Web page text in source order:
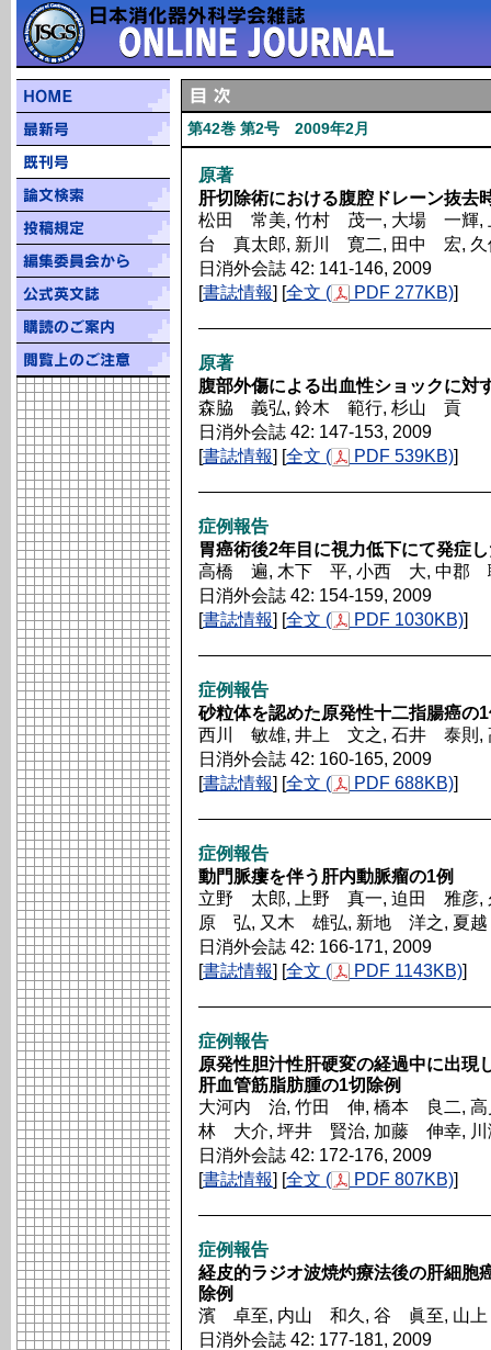
第42巻 第2号 2009年2月
原著
肝切除術における腹腔ドレーン抜去
松田 常美, 竹村 茂一, 大場 一輝
台 真太郎, 新川 寛二, 田中 宏,
日消外会誌 42: 141-146, 2009
[書誌情報] [全文 ( PDF 277KB)]
原著
腹部外傷による出血性ショックに対
森脇 義弘, 鈴木 範行, 杉山 貢
日消外会誌 42: 147-153, 2009
[書誌情報] [全文 ( PDF 539KB)]
症例報告
胃癌術後2年目に視力低下にて発症
高橋 遍, 木下 平, 小西 大, 中郡
日消外会誌 42: 154-159, 2009
[書誌情報] [全文 ( PDF 1030KB)]
症例報告
砂粒体を認めた原発性十二指腸癌の
西川 敏雄, 井上 文之, 石井 泰則
日消外会誌 42: 160-165, 2009
[書誌情報] [全文 ( PDF 688KB)]
症例報告
動門脈瘻を伴う肝内動脈瘤の1例
立野 太郎, 上野 真一, 迫田 雅彦
原 弘, 又木 雄弘, 新地 洋之, 夏
日消外会誌 42: 166-171, 2009
[書誌情報] [全文 ( PDF 1143KB)]
症例報告
原発性胆汁性肝硬変の経過中に出現
肝血管筋脂肪腫の1切除例
大河内 治, 竹田 伸, 橋本 良二,
林 大介, 坪井 賢治, 加藤 伸幸,
日消外会誌 42: 172-176, 2009
[書誌情報] [全文 ( PDF 807KB)]
症例報告
経皮的ラジオ波焼灼療法後の肝細胞
除例
濱 卓至, 内山 和久, 谷 眞至, 山
日消外会誌 42: 177-181, 2009